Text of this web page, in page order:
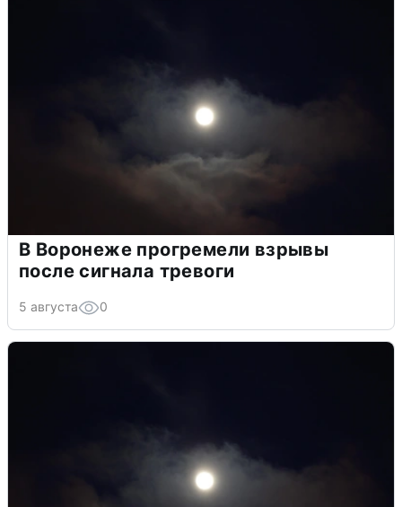
В Воронеже прогремели взрывы
после сигнала тревоги
5 августа 0